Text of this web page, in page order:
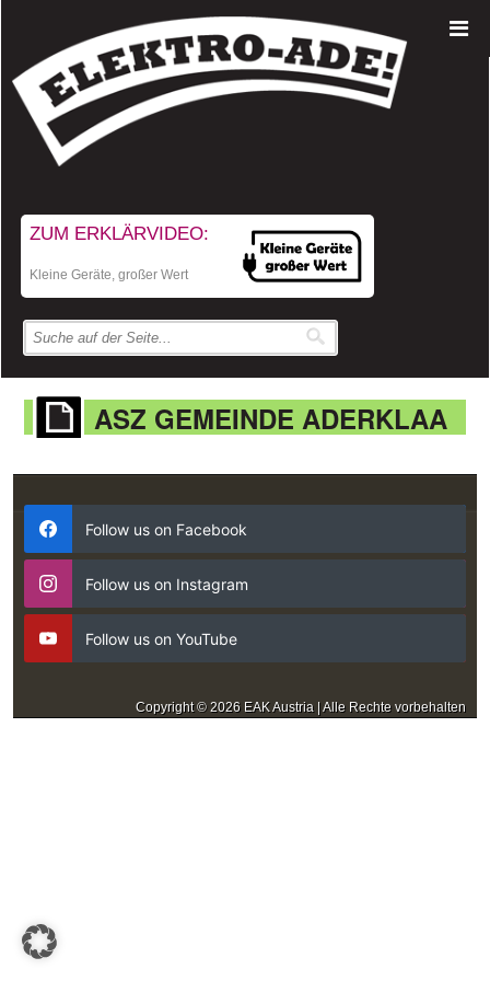
ZUM ERKLÄRVIDEO:
Kleine Geräte, großer Wert
ASZ GEMEINDE ADERKLAA
Follow us on Facebook
Follow us on Instagram
Follow us on YouTube
Copyright © 2026 EAK Austria | Alle Rechte vorbehalten